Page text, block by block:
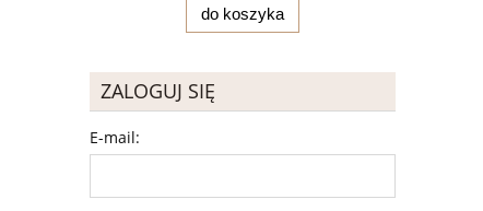
do koszyka
ZALOGUJ SIĘ
E-mail: